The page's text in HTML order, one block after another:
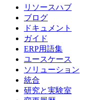
リソースハブ
ブログ
ドキュメント
ガイド
ERP用語集
ユースケース
ソリューション
統合
研究と実験室